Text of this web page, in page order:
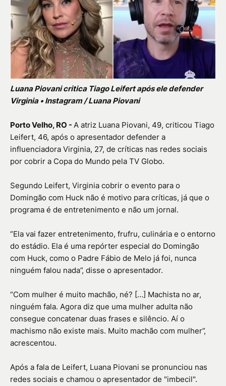
Luana Piovani critica Tiago Leifert após ele defender
Virginia • Instagram / Luana Piovani
Porto Velho, RO - A atriz Luana Piovani, 49, criticou Tiago
Leifert, 46, após o apresentador defender a
influenciadora Virginia, 27, de críticas nas redes sociais
por cobrir a Copa do Mundo pela TV Globo.
Segundo Leifert, Virginia cobrir o evento para o
Domingão com Huck não é motivo para críticas, já que o
programa é de entretenimento e não um jornal.
“Ela vai fazer entretenimento, frufru, culinária e o entorno
do estádio. Ela é uma repórter especial do Domingão
com Huck, como o Padre Fábio de Melo já foi, nunca
ninguém falou nada”, disse o apresentador.
“Com mulher é muito machão, né? […] Machista no ar,
ninguém fala. Agora diz que uma mulher adulta não
consegue concatenar duas frases e silêncio. Aí o
machismo não existe mais. Muito machão com mulher”,
acrescentou.
Após a fala de Leifert, Luana Piovani se pronunciou nas
redes sociais e chamou o apresentador de "imbecil".